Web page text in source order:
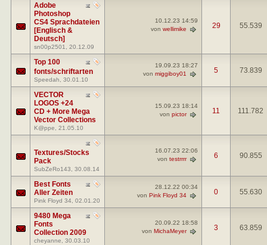
Adobe
Photoshop
CS4 Sprachdateien
[Englisch &
Deutsch]
sn00p2501 , 20.12.09
10.12.23 14:59
von wellimike 29 55.539
Top 100
fonts/schriftarten
Speedah , 30.01.10
19.09.23 18:27
von miggiboy01 5 73.839
VECTOR
LOGOS +24
CD + More Mega
Vector Collections
K@ppe , 21.05.10
15.09.23 18:14
von pictor 11 111.782
Textures/Stocks
Pack
SubZeRo143 , 30.08.14
16.07.23 22:06
von testrrrr 6 90.855
Best Fonts
Aller Zeiten
Pink Floyd 34 , 02.01.20
28.12.22 00:34
von Pink Floyd 34 0 55.630
9480 Mega
Fonts
Collection 2009
cheyanne , 30.03.10
20.09.22 18:58
von MichaMeyer 3 63.859